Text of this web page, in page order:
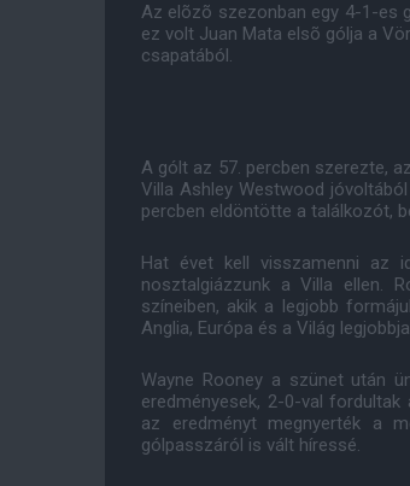
Az elõzõ szezonban egy 4-1-es
ez volt Juan Mata elsõ gólja a
csapatából.
A gólt az 57. percben szerezte,
Villa Ashley Westwood
percben eldöntötte a találkozót,
Hat évet kell visszamenni az
nosztalgiázzunk a Villa ellen.
színeiben, akik a legjobb
Anglia, Európa és a Világ
Wayne Rooney a szünet után
eredményesek, 2-0-val
az eredményt megnyerték a
gólpasszáról is vált híressé.